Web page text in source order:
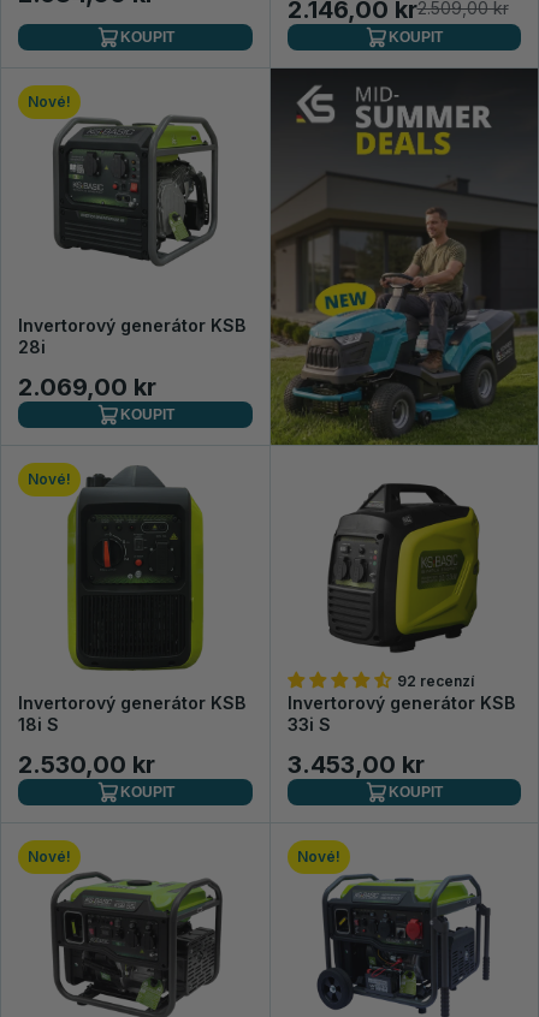
KOUPIT
2.146,00 kr2.509,00 kr
KOUPIT
Nové!
Invertorový generátor KSB
28i
2.069,00 kr
KOUPIT
Nové!
Invertorový generátor KSB
18i S
2.530,00 kr
KOUPIT
92 recenzí
Invertorový generátor KSB
33i S
3.453,00 kr
KOUPIT
Nové! Nové!